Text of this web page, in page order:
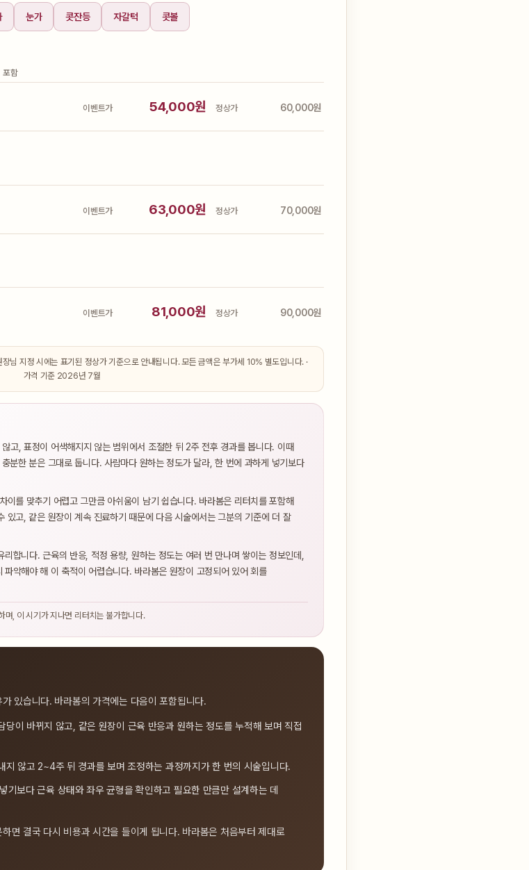
눈가 콧잔등 자갈턱 콧볼
포함
이벤트가 54,000원 정상가 60,000원
이벤트가 63,000원 정상가 70,000원
이벤트가 81,000원 정상가 90,000원
님 지정 시에는 표기된 정상가 기준으로 안내됩니다. 모든 금액은 부가세 10% 별도입니다. ·
가격 기준 2026년 7월
고, 표정이 어색해지지 않는 범위에서 조절한 뒤 2주 전후 경과를 봅니다. 이때
분한 분은 그대로 둡니다. 사람마다 원하는 정도가 달라, 한 번에 과하게 넣기보다
이를 맞추기 어렵고 그만큼 아쉬움이 남기 쉽습니다. 바라봄은 리터치를 포함해
있고, 같은 원장이 계속 진료하기 때문에 다음 시술에서는 그분의 기준에 더 잘
합니다. 근육의 반응, 적정 용량, 원하는 정도는 여러 번 만나며 쌓이는 정보인데,
악해야 해 이 축적이 어렵습니다. 바라봄은 원장이 고정되어 있어 회를
며, 이 시기가 지나면 리터치는 불가합니다.
있습니다. 바라봄의 가격에는 다음이 포함됩니다.
이 바뀌지 않고, 같은 원장이 근육 반응과 원하는 정도를 누적해 보며 직접
않고 2~4주 뒤 경과를 보며 조정하는 과정까지가 한 번의 시술입니다.
보다 근육 상태와 좌우 균형을 확인하고 필요한 만큼만 설계하는 데
면 결국 다시 비용과 시간을 들이게 됩니다. 바라봄은 처음부터 제대로